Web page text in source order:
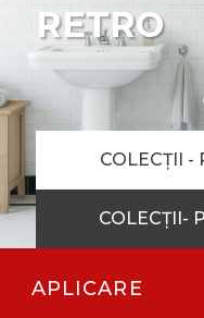
RETRO
COLECȚII -
COLECȚII-
APLICARE